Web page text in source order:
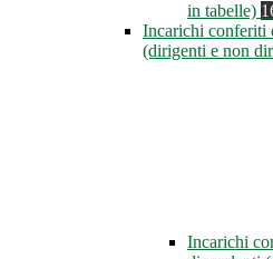
in tabelle)
Incarichi conferiti
(dirigenti e non
Incarichi